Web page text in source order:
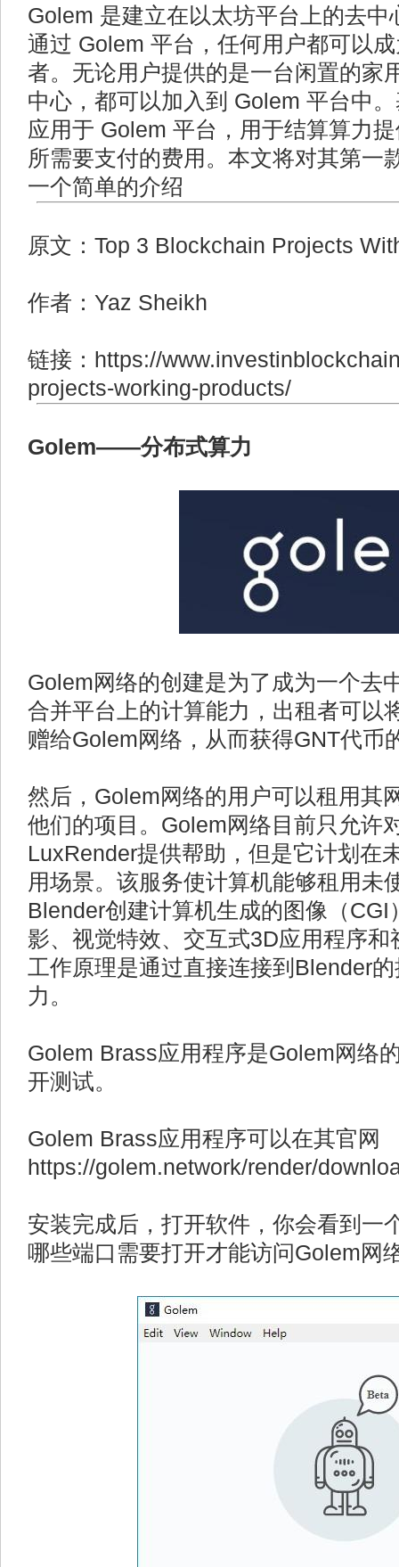
Golem 是建立在以太坊平台上的去
通过 Golem 平台，任何用户都可以
者。无论用户提供的是一台闲置的家
中心，都可以加入到 Golem 平台中
应用于 Golem 平台，用于结算算力
所需要支付的费用。本文将对其第一
一个简单的介绍
原文：Top 3 Blockchain Projects
作者：Yaz Sheikh
链接：https://
projects-working-products/
Golem——分布式算力
Golem网络的创建是为了成为一个去
合并平台上的计算能力，出租者可以
赠给Golem网络，从而获得GNT代币
然后，Golem网络的用户可以租用其
他们的项目。Golem网络目前只允许
LuxRender提供帮助，但是它计划在
用场景。该服务使计算机能够租用未
Blender创建计算机生成的图像（
影、视觉特效、交互式3D应用程序
工作原理是通过直接连接到Blender
力。
Golem Brass应用程序是Golem网络
开测试。
Golem Brass应用程序可以在其官网
https://golem.network/render/
安装完成后，打开软件，你会看到一
哪些端口需要打开才能访问Golem网